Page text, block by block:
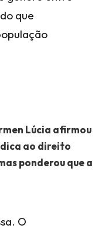
que
Lúcia afirmou
ao direito
ponderou que a
O